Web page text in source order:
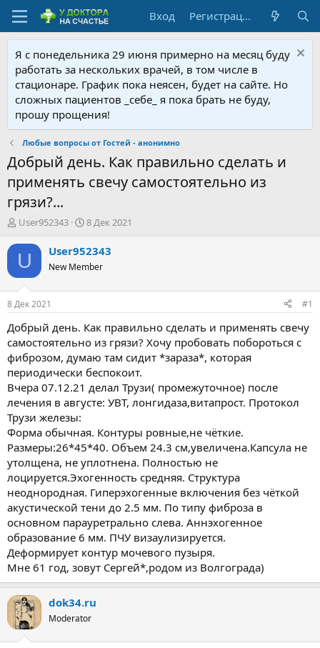
Вход Регистрация
Я с понедельника 29 июня примерно на месяц буду
работать за нескольких врачей, в том числе в
стационаре. График пока неясен, будет на сайте. Но
сложных пациентов _себе_ я пока брать не буду,
прошу прощения!
Любые вопросы от Гостей - анонимно
Добрый день. Как правильно сделать и
применять свечу самостоятельно из
грязи?...
А
т
т
е
м
ы
User952343
Д
т
а
н
а
л
8 Дек 2021
U User952343
New Member
8 Дек 2021 #1
Добрый день. Как правильно сделать и применять свечу
самостоятельно из грязи? Хочу пробовать побороться с
фиброзом, думаю там сидит *зараза*, которая
периодически беспокоит.
Вчера 07.12.21 делал Трузи( промежуточное) после
лечения в августе: УВТ, лонгидаза,витапрост. Протокол
Трузи железы:
Форма обычная. Контуры ровные,не чёткие.
Размеры:26*45*40. Объем 24.3 см,увеличена.Капсула не
утолщена, не уплотнена. Полностью не
лоцируется.Эхогенность средняя. Структура
неоднородная. Гиперэхогенные включения без чёткой
акустической тени до 2.5 мм. По типу фиброза в
основном парауретрально слева. Аннэхогенное
образование 6 мм. ПЧУ визаулизируется.
Деформирует контур мочевого пузыря.
Мне 61 год, зовут Сергей*,родом из Волгограда)
dok34.ru
Moderator